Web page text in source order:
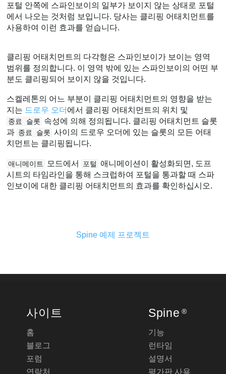
포털 안쪽에 스파인보이의 일부가 보이지 않는 상태로 포털
에서 나오는 것처럼 보입니다. 당사는 클리핑 어태치먼트를
사용하여 이런 효과를 얻습니다.
클리핑 어태치먼트의 다각형은 스파인보이가 보이는 영역
범위를 정의합니다. 이 영역 밖에 있는 스파인보이의 어떤 부
분도 클리핑되어 보이지 않을 것입니다.
스켈레톤의 어느 부분이 클리핑 어태치먼트의 영향을 받는
지는 드로우 오더 에서 클리핑 어태치먼트의 위치 및
종료 슬롯 속성에 의해 정의됩니다. 클리핑 어태치먼트 슬롯
과 종료 슬롯 사이의 드로우 오더에 있는 슬롯의 모든 어태
치먼트는 클리핑됩니다.
애니메이트 모드에서 포털
애니메이션이 활성화되면, 도프
시트의 타임라인을 통해 스크럽하여 포털을 통과할 때 스파
인보이에 대한 클리핑 어태치먼트의 효과를 확인하십시오.
Spine 예제 프로젝트
사이트
홈
블로그
포럼
연락처
Spine ®
기능
런타임
설명서
평가판 사용